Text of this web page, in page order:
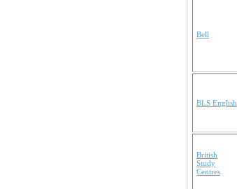
Bell
BLS English
British
Study
Centres